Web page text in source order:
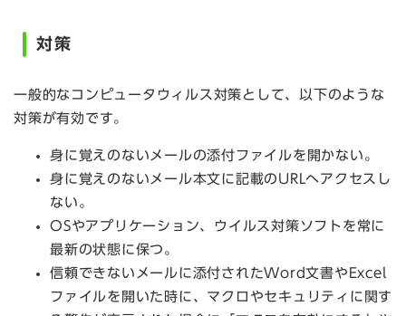
対策
一般的なコンピュータウィルス対策として、以下のような
対策が有効です。
身に覚えのないメールの添付ファイルを開かない。
身に覚えのないメール本文に記載のURLへアクセスし
ない。
OSやアプリケーション、ウイルス対策ソフトを常に
最新の状態に保つ。
信頼できないメールに添付されたWord文書やExcel
ファイルを開いた時に、マクロやセキュリティに関す